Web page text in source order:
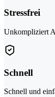
Stressfrei
Unkompliziert
Schnell
Schnell und